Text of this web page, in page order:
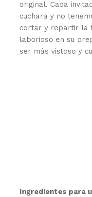
original. Cada
cuchara y no
cortar y repartir la
laborioso en su
ser más vistoso y
Ingredientes para